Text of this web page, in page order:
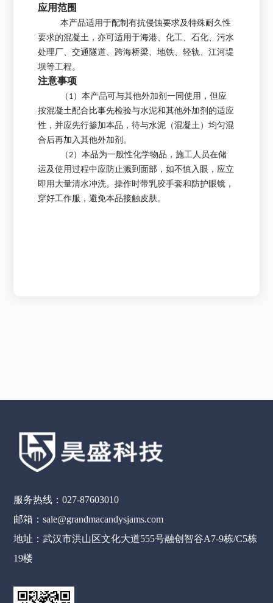
应用范围
本产品适用于配制有抗侵蚀要求及特殊耐久性
要求的混凝土，亦可适用于海港、化工、石化、污水
处理厂、交通隧道、跨海桥梁、地铁、轻轨、江河堤
坝等工程。
注意事项
（1）本产品可与其他外加剂一同使用，但应
按混凝土配合比事先检验与水泥和其他外加剂的适应
性，并应先行掺加本品，待与水泥（混凝土）均匀混
合后再加入其他外加剂。
（2）本品为一般性化学物品，施工人员在储
运及使用过程中应防止溅到面部，如不慎入眼，应立
即用大量清水冲洗。操作时带乳胶手套和防护眼镜，
穿好工作服，避免本品接触皮肤。
服务热线：027-87603010
邮箱：sale@grandmacandysjams.com
地址：武汉市洪山区文化大道555号融创智谷A7-9栋/C5栋
19楼